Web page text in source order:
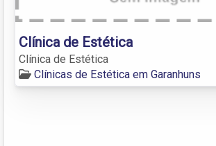
Clínica de Estética
Clínica de Estética
Clínicas de Estética em Garanhuns